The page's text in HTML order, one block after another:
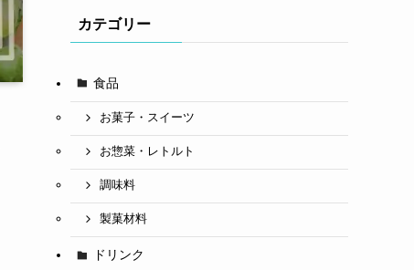
カテゴリー
食品
お菓子・スイーツ
お惣菜・レトルト
調味料
製菓材料
ドリンク